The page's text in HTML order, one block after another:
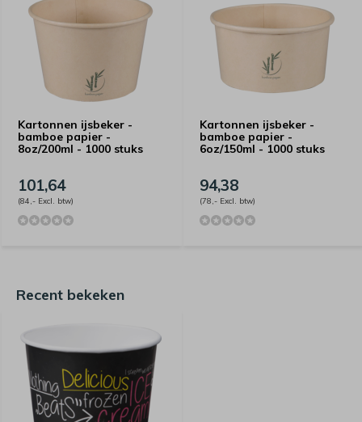
Kartonnen ijsbeker -
bamboe papier -
8oz/200ml - 1000 stuks
101,64
(84,- Excl. btw)
Kartonnen ijsbeker -
bamboe papier -
6oz/150ml - 1000 stuks
94,38
(78,- Excl. btw)
Recent bekeken